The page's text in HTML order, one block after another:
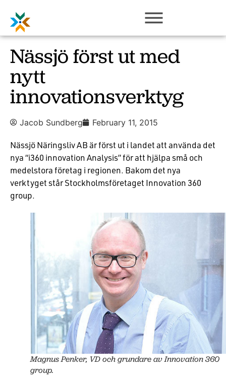
Nässjö först ut med
nytt
innovationsverktyg
Jacob Sundberg February 11, 2015
Nässjö Näringsliv AB är först ut i landet att använda det
nya “i360 innovation Analysis” för att hjälpa små och
medelstora företag i regionen. Bakom det nya
verktyget står Stockholmsföretaget Innovation 360
group.
Magnus Penker, VD och grundare av Innovation 360
group.